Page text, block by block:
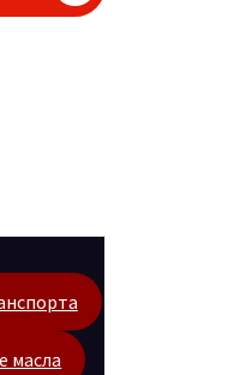
масла